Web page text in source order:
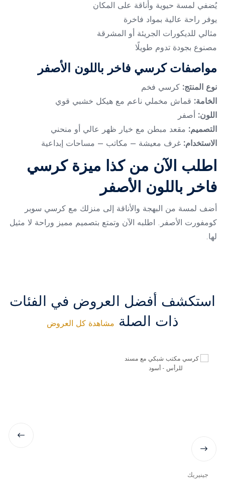
يُضفي لمسة حيوية وأناقة على المكان
يوفر راحة عالية بمواد فاخرة
مثالي للديكورات الجريئة أو المشرقة
مصنوع بجودة تدوم طويلًا
مواصفات كرسي فاخر باللون الأصفر
نوع المنتج: كرسي فخم
الخامة: قماش مخملي ناعم مع هيكل خشبي قوي
اللون: أصفر
التصميم: مقعد مبطن مع خيار ظهر عالي أو منحني
الاستخدام: غرف معيشة – مكاتب – مساحات إبداعية
اطلب الآن من كذا ميزة كرسي
فاخر باللون الأصفر
أضف لمسة من البهجة والأناقة إلى منزلك مع كرسي سوبر
كومفورت الأصفر. اطلبه الآن وتمتع بتصميم مميز وراحة لا مثيل
لها.
استكشف أفضل العروض في الفئات
ذات الصلة مشاهدة كل العروض
جينيريك